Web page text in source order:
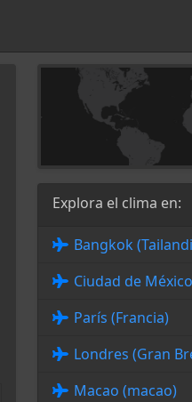
Explora el clima en:
Bangkok
Ciudad de
París (Francia)
Londres (Gran
Macao (macao)